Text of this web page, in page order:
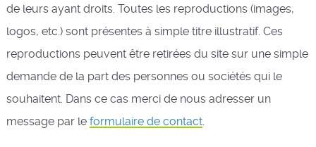
de leurs ayant droits. Toutes les reproductions (images,
logos, etc.) sont présentes à simple titre illustratif. Ces
reproductions peuvent être retirées du site sur une simple
demande de la part des personnes ou sociétés qui le
souhaitent. Dans ce cas merci de nous adresser un
message par le formulaire de contact.